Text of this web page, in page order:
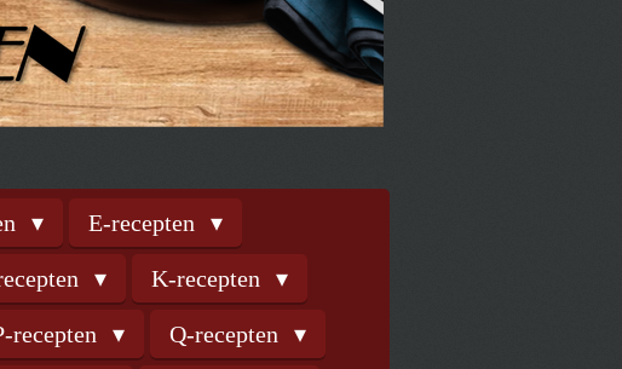
E-recepten
K-recepten
recepten Q-recepten